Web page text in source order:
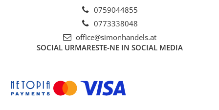
0759044855
0773338048
office@simonhandels.at
SOCIAL URMARESTE-NE IN SOCIAL MEDIA